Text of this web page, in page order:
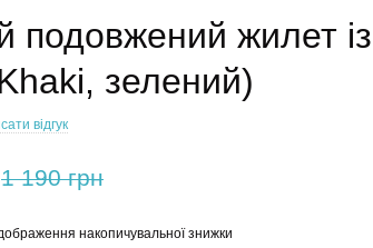
подовжений жилет
зелений)
відгук
1 190 грн
накопичувальної знижки